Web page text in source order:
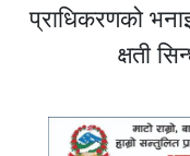
प्राधिकरणको
क्षती